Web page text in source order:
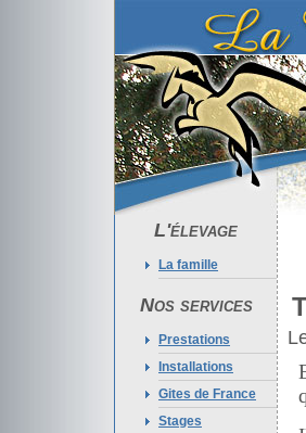
L'élevage
La famille
Nos services
Prestations
Installations
Gites de France
Stages